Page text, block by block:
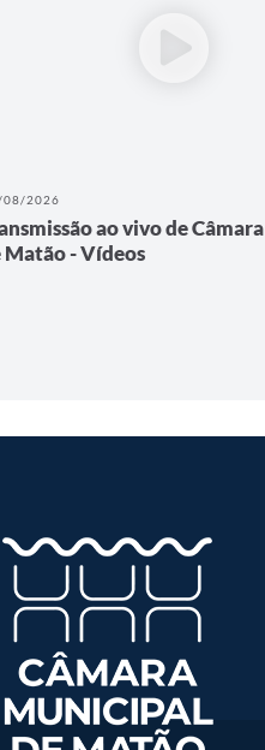
08/2026
ao vivo de
Matão - Vídeos